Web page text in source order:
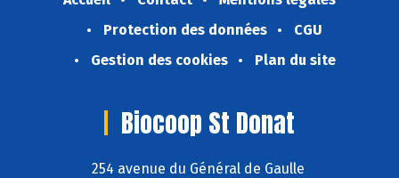
Protection des données
CGU
Gestion des cookies
Plan du site
Biocoop St Donat
254 avenue du Général de Gaulle